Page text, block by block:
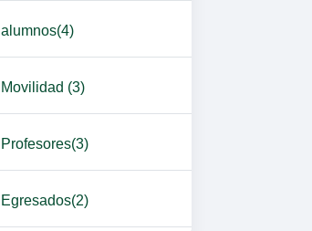
alumnos(4)
Movilidad (3)
Profesores(3)
Egresados(2)